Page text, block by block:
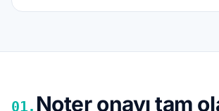
01. Noter onayı tam